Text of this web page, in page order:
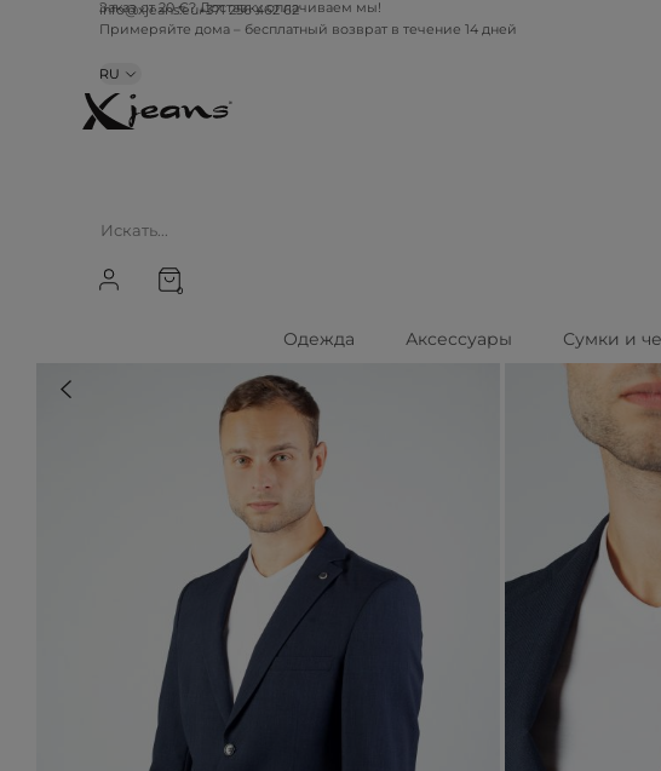
info@xjeans.eu+371 256 462 62
Заказ от 20 €? Доставку оплачиваем мы!
Примеряйте дома – бесплатный возврат в течение 14 дней
RU
0
Одежда Аксессуары Сумки и